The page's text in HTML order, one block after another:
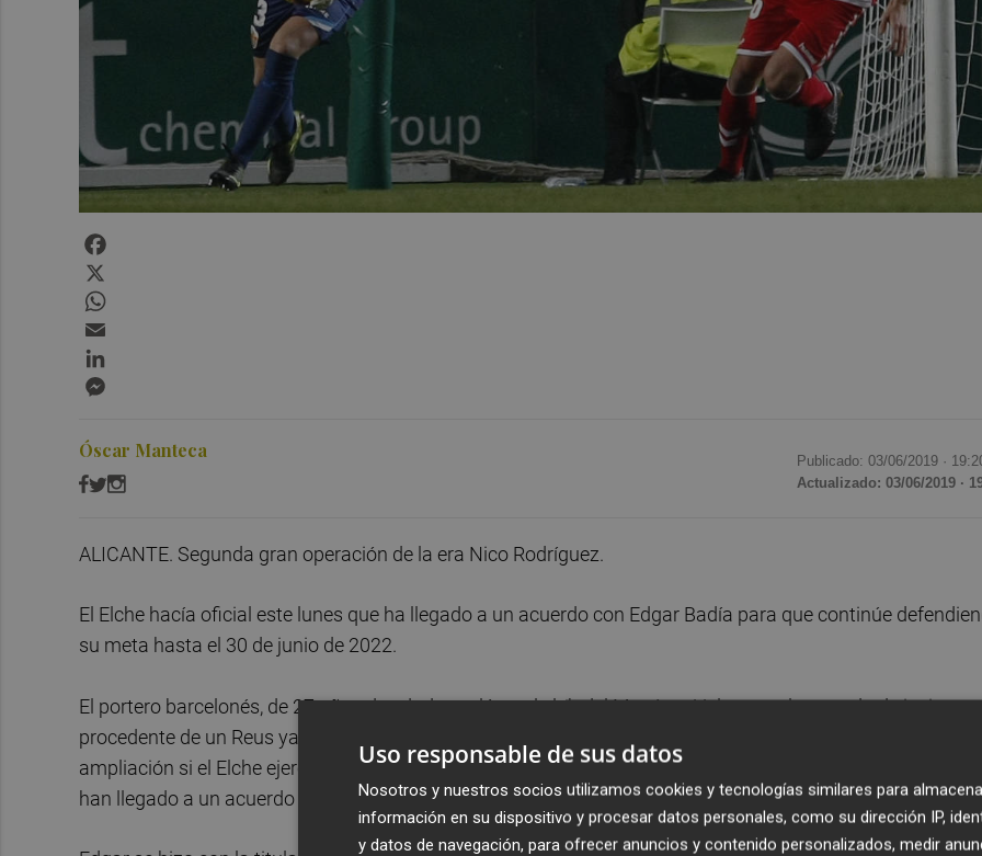
Óscar Manteca Publicado: 03/06/2019 ·
Actualizado: 03/06/2019 ·
ALICANTE. Segunda gran operación de la era Nico Rodríguez.
El Elche hacía oficial este lunes que ha llegado a un acuerdo con Edgar Badía para que continúe
su meta hasta el 30 de junio de 2022.
El portero barcelonés, de 27 años de edad, recaló en el club del Martínez Valero en el mercado de invierno
procedente de un Reus ya en descomposición. Firmó por lo que restaba de curso con opción a una
ampliación si el Elche ejercía la misma abonando una cláusula de 50.000 euros, pero finalmente las partes
han llegado a un acuerdo para que juegue de franjiverde nada menos que las próximas tres temporadas.
Uso responsable de sus datos
Nosotros y nuestros socios utilizamos cookies y tecnologías similares para
información en su dispositivo y procesar datos personales, como su dirección IP,
y datos de navegación, para ofrecer anuncios y contenido personalizados, medir